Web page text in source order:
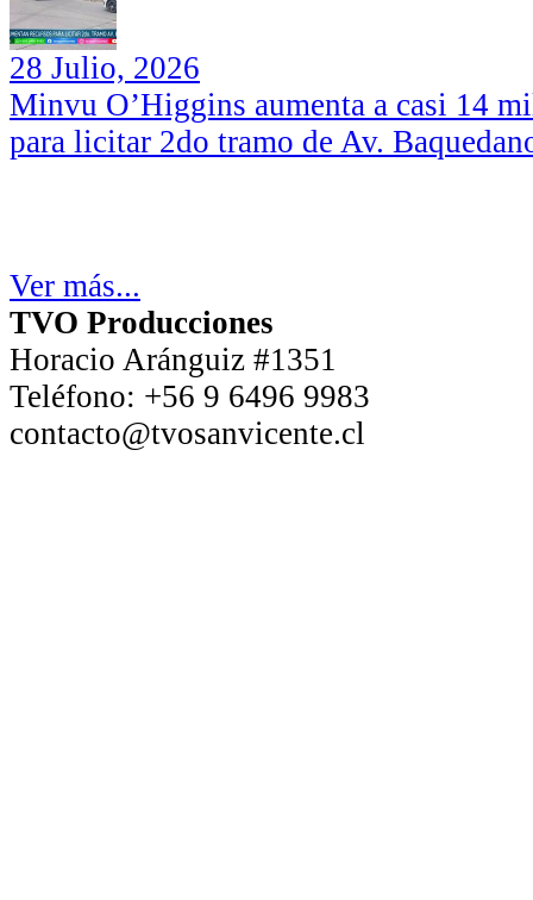
28 Julio, 2026
Minvu O’Higgins aumenta a casi 14
para licitar 2do tramo de Av.
Ver más...
TVO Producciones
Horacio Aránguiz #1351
Teléfono: +56 9 6496 9983
contacto@tvosanvicente.cl